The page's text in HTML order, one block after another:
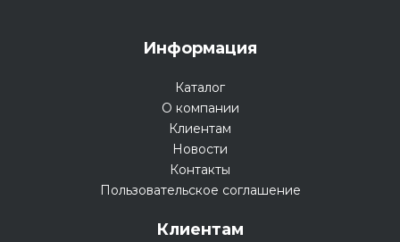
Информация
Каталог
О компании
Клиентам
Новости
Контакты
Пользовательское соглашение
Клиентам